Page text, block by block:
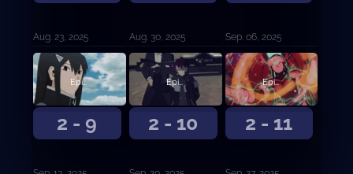
Aug. 23, 2025 Aug. 30, 2025 Sep. 06, 2025
2 - 9
Episodio 21
2 - 10
Episodio 22
2 - 11
Episodio 23